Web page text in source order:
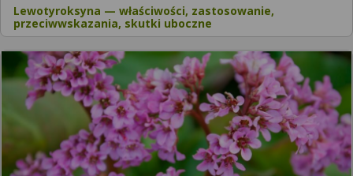
Lewotyroksyna — właściwości, zastosowanie,
przeciwwskazania, skutki uboczne